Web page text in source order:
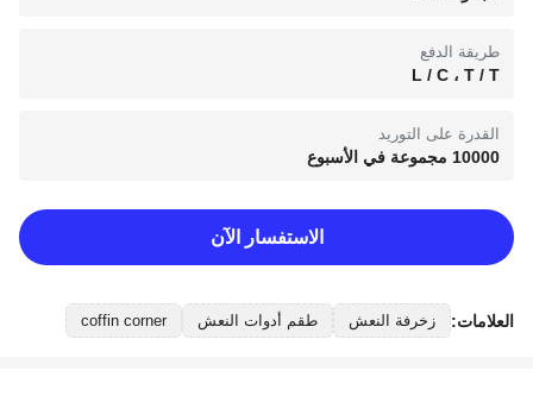
طريقة الدفع
L / C ، T / T
القدرة على التوريد
10000 مجموعة في الأسبوع
الاستفسار الآن
العلامات: زخرفة النعش طقم أدوات النعش coffin corner